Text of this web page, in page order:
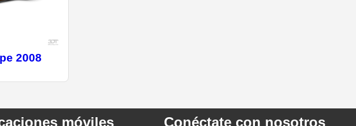
2008
móviles Conéctate con nosotros